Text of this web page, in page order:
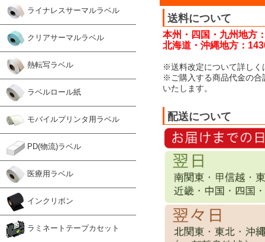
ライナレスサーマルラベル
クリアサーマルラベル
熱転写ラベル
ラベルロール紙
モバイルプリンタ用ラベル
PD(物流)ラベル
医療用ラベル
インクリボン
ラミネートテープカセット
送料について
本州・四国・九州地方
北海道・沖縄地方：
※送料改定について詳しく
※ご購入する商品代金の合
いたします。
配送について